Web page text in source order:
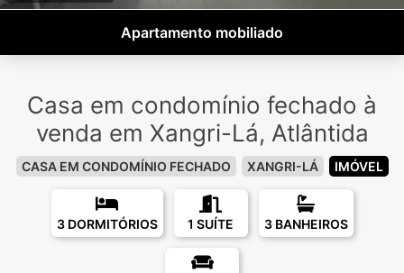
Apartamento mobiliado
Casa em condomínio fechado à
venda em Xangri-Lá, Atlântida
CASA EM CONDOMÍNIO FECHADO XANGRI-LÁ IMÓVEL
3 DORMITÓRIOS 1 SUÍTE 3 BANHEIROS